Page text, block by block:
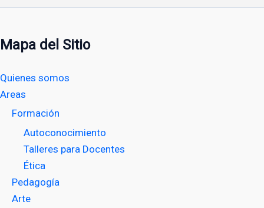
Mapa del Sitio
Quienes somos
Areas
Formación
Autoconocimiento
Talleres para Docentes
Ética
Pedagogía
Arte